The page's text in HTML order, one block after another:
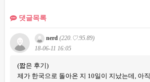
댓글목록
nerd (220.♡.95.89)
18-06-11 16:05
(짧은 후기)
제가 한국으로 돌아온 지 10일이 지났는데, 아